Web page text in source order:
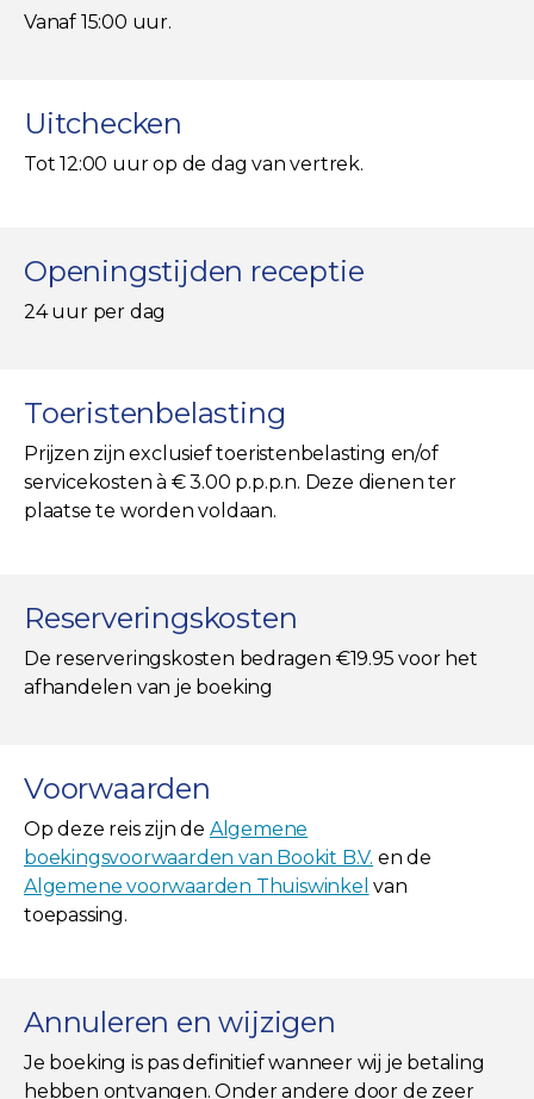
Vanaf 15:00 uur.
Uitchecken
Tot 12:00 uur op de dag van vertrek.
Openingstijden receptie
24 uur per dag
Toeristenbelasting
Prijzen zijn exclusief toeristenbelasting en/of
servicekosten à € 3.00 p.p.p.n. Deze dienen ter
plaatse te worden voldaan.
Reserveringskosten
De reserveringskosten bedragen €19.95 voor het
afhandelen van je boeking
Voorwaarden
Op deze reis zijn de Algemene
boekingsvoorwaarden van Bookit B.V. en de
Algemene voorwaarden Thuiswinkel van
toepassing.
Annuleren en wijzigen
Je boeking is pas definitief wanneer wij je betaling
hebben ontvangen. Onder andere door de zeer